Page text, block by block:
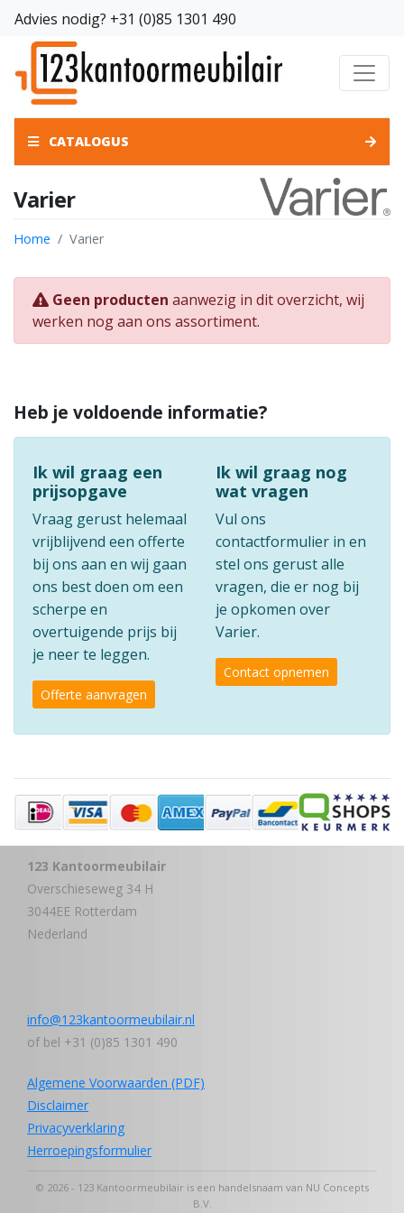
Advies nodig? +31 (0)85 1301 490
CATALOGUS
Varier
Home Varier
Geen producten aanwezig in dit overzicht, wij
werken nog aan ons assortiment.
Heb je voldoende informatie?
Ik wil graag een
prijsopgave
Vraag gerust helemaal
vrijblijvend een offerte
bij ons aan en wij gaan
ons best doen om een
scherpe en
overtuigende prijs bij
je neer te leggen.
Offerte aanvragen
Ik wil graag nog
wat vragen
Vul ons
contactformulier in en
stel ons gerust alle
vragen, die er nog bij
je opkomen over
Varier.
Contact opnemen
123 Kantoormeubilair
Overschieseweg 34 H
3044EE Rotterdam
Nederland
info@123kantoormeubilair.nl
of bel +31 (0)85 1301 490
Algemene Voorwaarden (PDF)
Disclaimer
Privacyverklaring
Herroepingsformulier
© 2026 - 123 Kantoormeubilair is een handelsnaam van NU Concepts
B.V.